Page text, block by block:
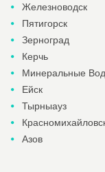
Железноводск
Пятигорск
Зерноград
Керчь
Минеральные
Ейск
Тырныауз
Азов